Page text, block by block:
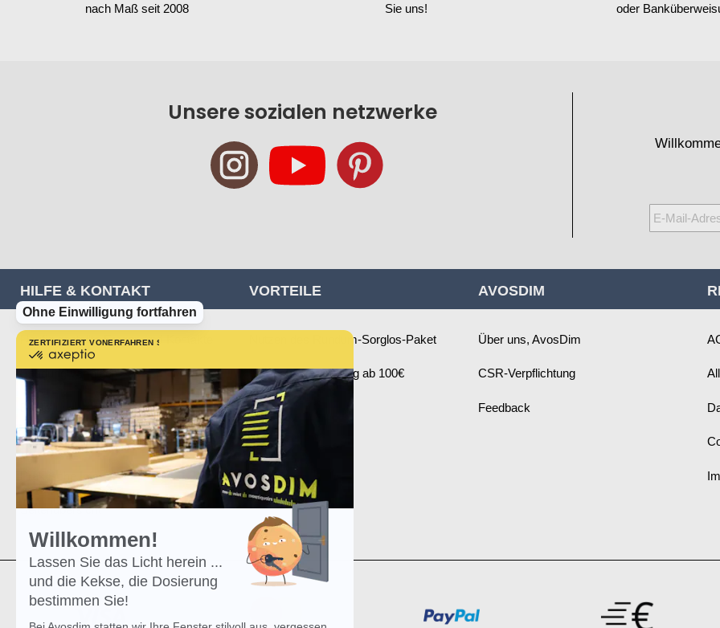
ZERTIFIZIERT VONERFAHREN SIE MEHR ÜBER
Axeptio
-
Erfahren
Sie
mehr
über
Willkommen!
Lassen Sie das Licht herein ...
und die Kekse, die Dosierung
bestimmen Sie!
Ohne Einwilligung fortfahren
nach Maß seit 2008
Sie uns!
oder
Unsere sozialen netzwerke
Melden
Sie
für
Newsletter
HILFE & KONTAKT
Häufig gestellte Fragen und Kontakte
Sendung verfolgen
Bestellung retournieren
Produkttipps
Praktische Infos
Seitenübersicht
VORTEILE
Nutzen des Rundum-Sorglos-Paket
Kostenlose Lieferung ab 100€
AVOSDIM
Über uns, AvosDim
CSR-Verpflichtung
Feedback